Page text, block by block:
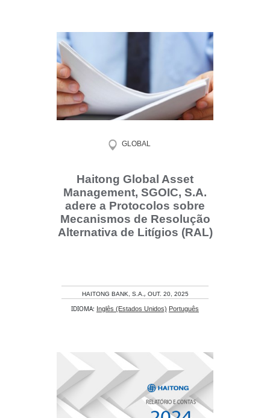
GLOBAL
Haitong Global Asset
Management, SGOIC, S.A.
adere a Protocolos sobre
Mecanismos de Resolução
Alternativa de Litígios (RAL)
HAITONG BANK, S.A. , OUT. 20, 2025
IDIOMA: Inglês (Estados Unidos) Português